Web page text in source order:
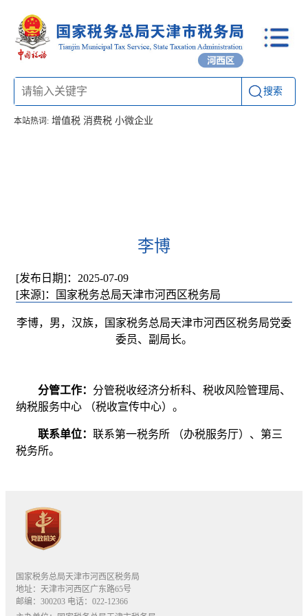
搜索
本站热词: 增值税 消费税 小微企业
李博
[发布日期]：2025-07-09
[来源]：国家税务总局天津市河西区税务局
李博，男，汉族，国家税务总局天津市河西区税务局党委
委员、副局长。
分管工作： 分管税收经济分析科、税收风险管理局、
纳税服务中心 （税收宣传中心）。
联系单位：联系第一税务所 （办税服务厅）、第三
税务所。
国家税务总局天津市河西区税务局
地址：天津市河西区广东路65号
邮编：300203 电话：022-12366